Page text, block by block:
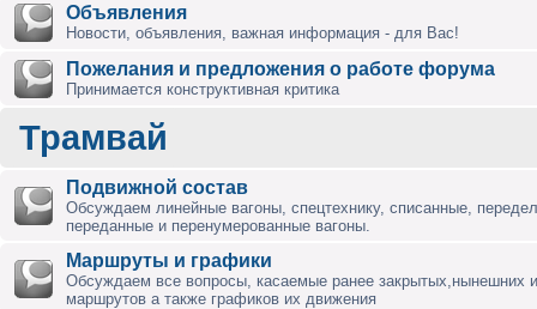
Объявления
Новости, объявления, важная информация - для Вас!
Пожелания и предложения о работе форума
Принимается конструктивная критика
Трамвай
Подвижной состав
Обсуждаем линейные вагоны, спецтехнику, списанные,
переданные и перенумерованные вагоны.
Маршруты и графики
Обсуждаем все вопросы, касаемые ранее закрытых,нынешних
маршрутов а также графиков их движения